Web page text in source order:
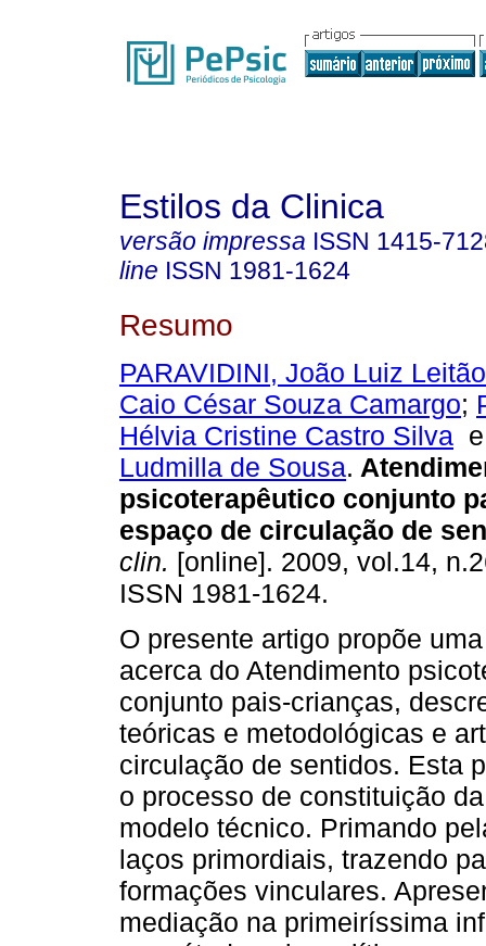
Estilos da Clinica
versão impressa ISSN 1415-
line ISSN 1981-1624
Resumo
PARAVIDINI, João Luiz Leitão
Caio César Souza Camargo;
Hélvia Cristine Castro Silva
Ludmilla de Sousa.
psicoterapêutico conjunto
espaço de circulação de
clin. [online]. 2009, vol.14,
ISSN 1981-1624.
O presente artigo propõe
acerca do Atendimento
conjunto pais-crianças,
teóricas e metodológicas e
circulação de sentidos. Esta
o processo de constituição
modelo técnico. Primando
laços primordiais, trazendo
formações vinculares.
mediação na primeiríssima